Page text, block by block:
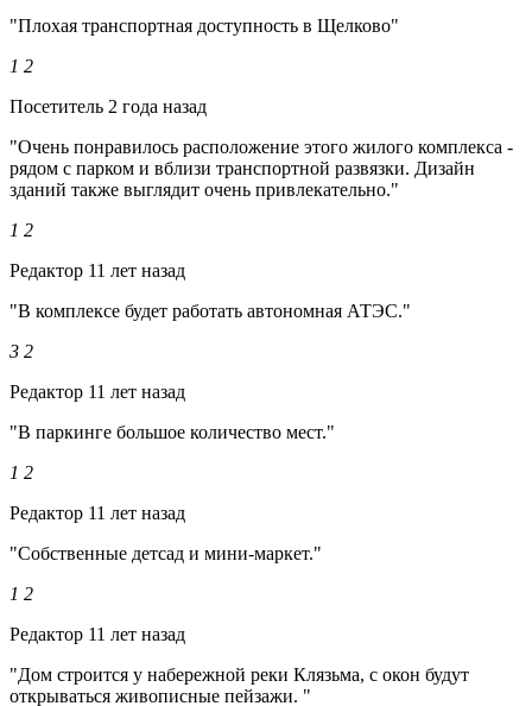
"Плохая транспортная доступность в Щелково"
1 2
Посетитель 2 года назад
"Очень понравилось расположение этого жилого комплекса -
рядом с парком и вблизи транспортной развязки. Дизайн
зданий также выглядит очень привлекательно."
1 2
Редактор 11 лет назад
"В комплексе будет работать автономная АТЭС."
3 2
Редактор 11 лет назад
"В паркинге большое количество мест."
1 2
Редактор 11 лет назад
"Собственные детсад и мини-маркет."
1 2
Редактор 11 лет назад
"Дом строится у набережной реки Клязьма, с окон будут
открываться живописные пейзажи. "